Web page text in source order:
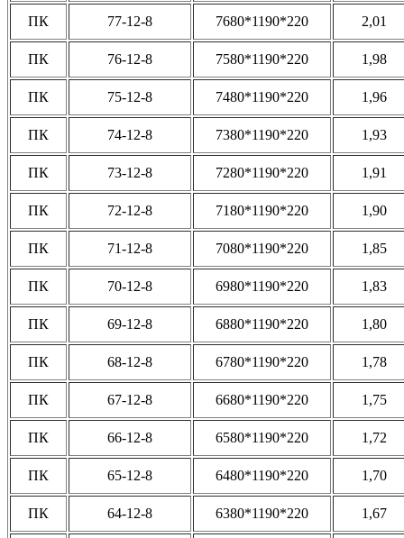
ПК 77-12-8 7680*1190*220 2,01
ПК 76-12-8 7580*1190*220 1,98
ПК 75-12-8 7480*1190*220 1,96
ПК 74-12-8 7380*1190*220 1,93
ПК 73-12-8 7280*1190*220 1,91
ПК 72-12-8 7180*1190*220 1,90
ПК 71-12-8 7080*1190*220 1,85
ПК 70-12-8 6980*1190*220 1,83
ПК 69-12-8 6880*1190*220 1,80
ПК 68-12-8 6780*1190*220 1,78
ПК 67-12-8 6680*1190*220 1,75
ПК 66-12-8 6580*1190*220 1,72
ПК 65-12-8 6480*1190*220 1,70
ПК 64-12-8 6380*1190*220 1,67